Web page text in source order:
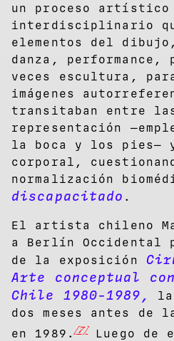
un proceso artístico
interdisciplinario
elementos del
danza,
veces escultura,
imágenes
transitaban entre
representación
la boca y los pies—
corporal,
normalización
discapacitado .
El artista chileno
a Berlín Occidental
de la exposición
Arte conceptual
Chile 1980-1989,
la
dos meses antes de
en 1989.[7]Luego de